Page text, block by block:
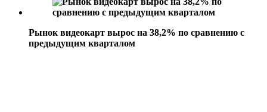
Рынок видеокарт вырос на 38,2% по сравнению с
предыдущим кварталом